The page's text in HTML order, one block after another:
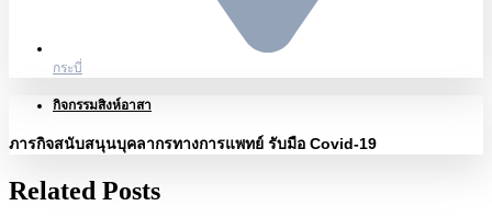
กระบี่
กิจกรรมสิงห์อาสา
ภารกิจสนับสนุนบุคลากรทางการแพทย์ รับมือ Covid-19
Related Posts